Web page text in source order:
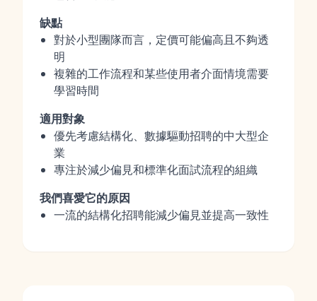
缺點
對於小型團隊而言，定價可能偏高且不夠透
明
複雜的工作流程和某些使用者介面情境需要
學習時間
適用對象
優先考慮結構化、數據驅動招聘的中大型企
業
專注於減少偏見和標準化面試流程的組織
我們喜愛它的原因
一流的結構化招聘能減少偏見並提高一致性